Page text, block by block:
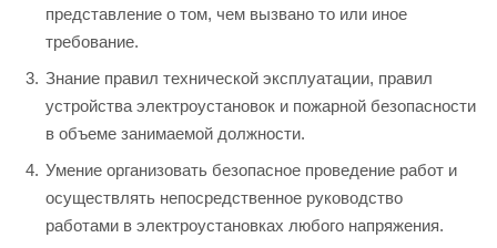
представление о том, чем вызвано то или иное
требование.
Знание правил технической эксплуатации, правил
устройства электроустановок и пожарной безопасности
в объеме занимаемой должности.
Умение организовать безопасное проведение работ и
осуществлять непосредственное руководство
работами в электроустановках любого напряжения.